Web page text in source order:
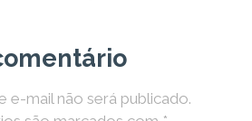
e-mail não será publicado.